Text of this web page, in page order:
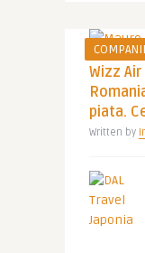
Wizz
piata.
Written by